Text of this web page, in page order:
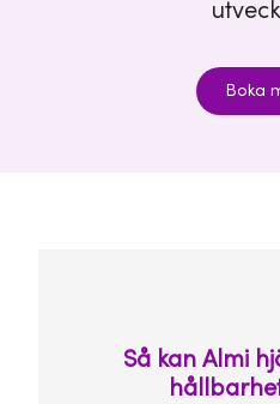
Boka
Så kan Almi